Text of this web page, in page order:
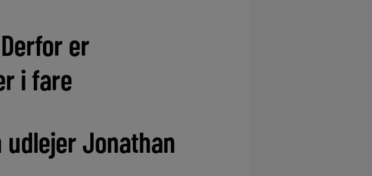
er
i fare
udlejer Jonathan